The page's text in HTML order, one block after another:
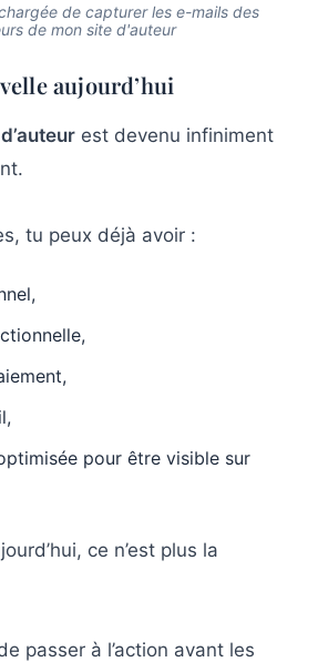
de capturer les e-mails des
de mon site d'auteur
aujourd’hui
est devenu infiniment
tu peux déjà avoir :
pour être visible sur
ce n’est plus la
passer à l’action avant les